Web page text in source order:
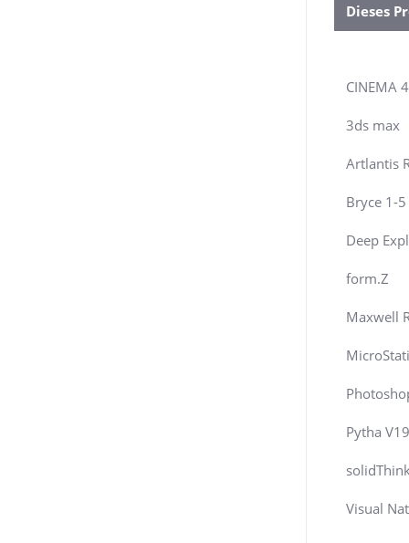
Dieses
CINEMA
3ds max
Artlantis
Bryce 1-5
Deep
form.Z
Maxwell
Pytha V19
Visual